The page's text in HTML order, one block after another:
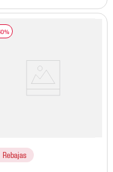
Rebajas